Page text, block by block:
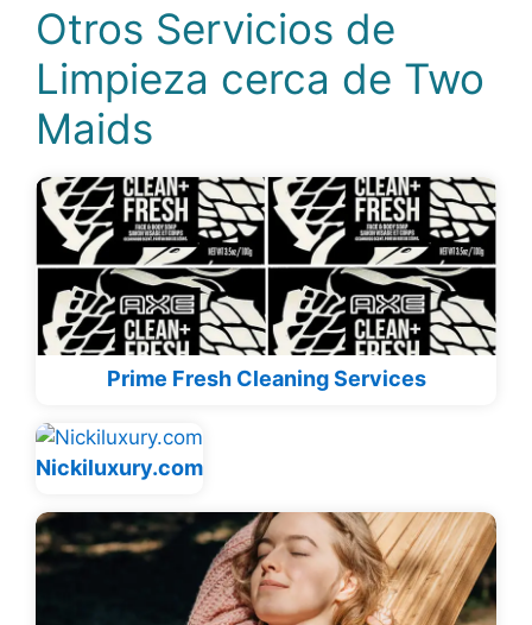
Otros Servicios de
Limpieza cerca de Two
Maids
Prime Fresh Cleaning Services
Nickiluxury.com